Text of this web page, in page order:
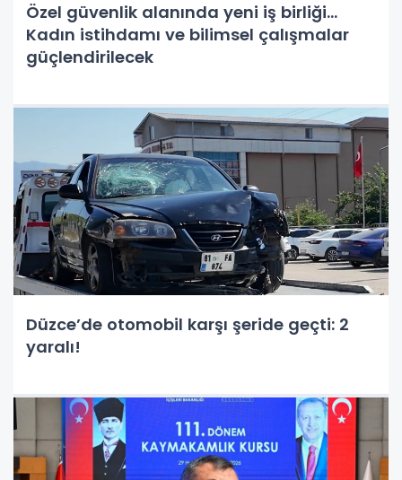
Özel güvenlik alanında yeni iş birliği...
Kadın istihdamı ve bilimsel çalışmalar
güçlendirilecek
Düzce’de otomobil karşı şeride geçti: 2
yaralı!